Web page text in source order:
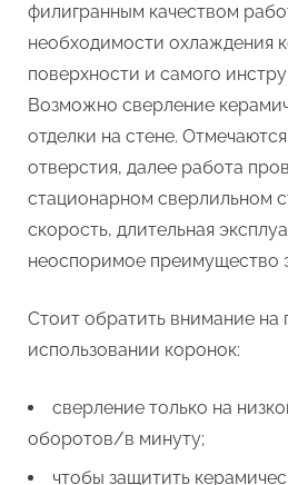
филигранным качеством
необходимости охлаждения
поверхности и самого
Возможно сверление
отделки на стене.
отверстия, далее работа
стационарном сверлильном
скорость, длительная
неоспоримое преимущество
Стоит обратить внимание на
использовании коронок:
сверление только на
оборотов/в минуту;
чтобы защитить